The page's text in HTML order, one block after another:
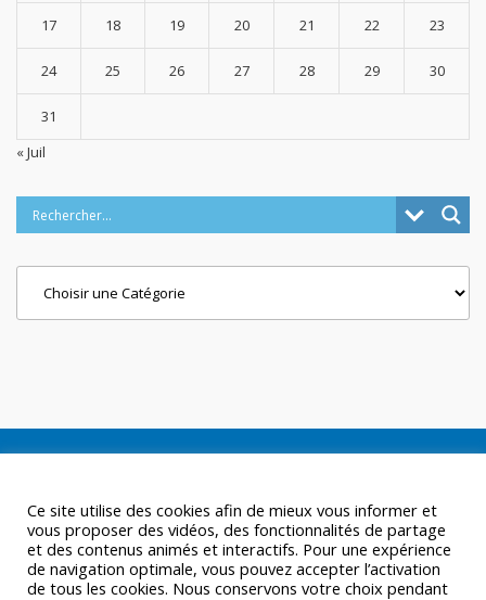
17 18 19 20 21 22 23
24 25 26 27 28 29 30
31
« Juil
Ce site utilise des cookies afin de mieux vous informer et
vous proposer des vidéos, des fonctionnalités de partage
et des contenus animés et interactifs. Pour une expérience
de navigation optimale, vous pouvez accepter l’activation
de tous les cookies. Nous conservons votre choix pendant